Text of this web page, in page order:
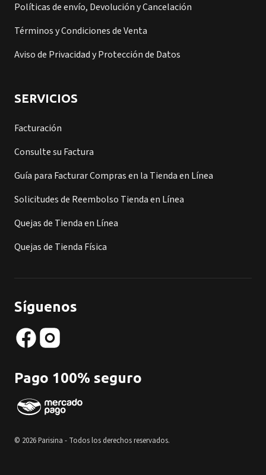
Políticas de envío, Devolución y Cancelación
Términos y Condiciones de Venta
Aviso de Privacidad y Protección de Datos
SERVICIOS
Facturación
Consulte su Factura
Guía para Facturar Compras en la Tienda en Línea
Solicitudes de Reembolso Tienda en Línea
Quejas de Tienda en Línea
Quejas de Tienda Física
Síguenos
Pago 100% seguro
© 2026 Parisina - Todos los derechos reservados.